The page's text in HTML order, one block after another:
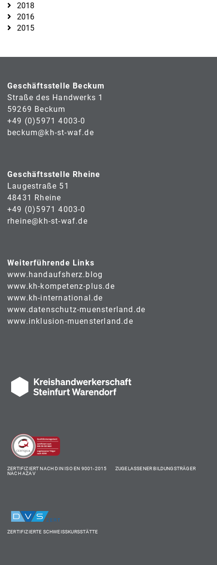
2018
2016
2015
Geschäftsstelle Beckum
Straße des Handwerks 1
59269 Beckum
+49 (0)5971 4003-0
beckum@kh-st-waf.de
Geschäftsstelle Rheine
Laugestraße 51
48431 Rheine
+49 (0)5971 4003-0
rheine@kh-st-waf.de
Weiterführende Links
www.handaufsherz.blog
www.kh-kompetenz-plus.de
www.kh-international.de
www.datenschutz-muensterland.de
www.inklusion-muensterland.de
ZERTIFIZIERT NACH DIN ISO EN 9001-2015 ZUGELASSENER BILDUNGSTRÄGER
NACH AZAV
ZERTIFIZIERTE SCHWEISSKURSSTÄTTE